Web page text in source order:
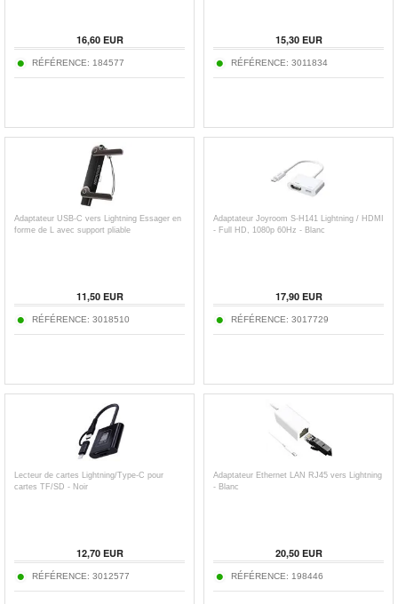
16,60EUR
RÉFÉRENCE: 184577
15,30EUR
RÉFÉRENCE: 3011834
Adaptateur USB-C vers Lightning Essager en
forme de L avec support pliable
11,50EUR
RÉFÉRENCE: 3018510
Adaptateur Joyroom S-H141 Lightning / HDMI
- Full HD, 1080p 60Hz - Blanc
17,90EUR
RÉFÉRENCE: 3017729
Lecteur de cartes Lightning/Type-C pour
cartes TF/SD - Noir
12,70EUR
RÉFÉRENCE: 3012577
Adaptateur Ethernet LAN RJ45 vers Lightning
- Blanc
20,50EUR
RÉFÉRENCE: 198446